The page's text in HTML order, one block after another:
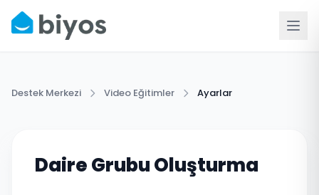
Destek Merkezi Video Eğitimler Ayarlar
Daire Grubu Oluşturma